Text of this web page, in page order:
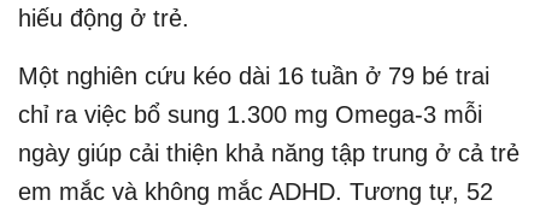
hiếu động ở trẻ.
Một nghiên cứu kéo dài 16 tuần ở 79 bé trai
chỉ ra việc bổ sung 1.300 mg Omega-3 mỗi
ngày giúp cải thiện khả năng tập trung ở cả trẻ
em mắc và không mắc ADHD. Tương tự, 52